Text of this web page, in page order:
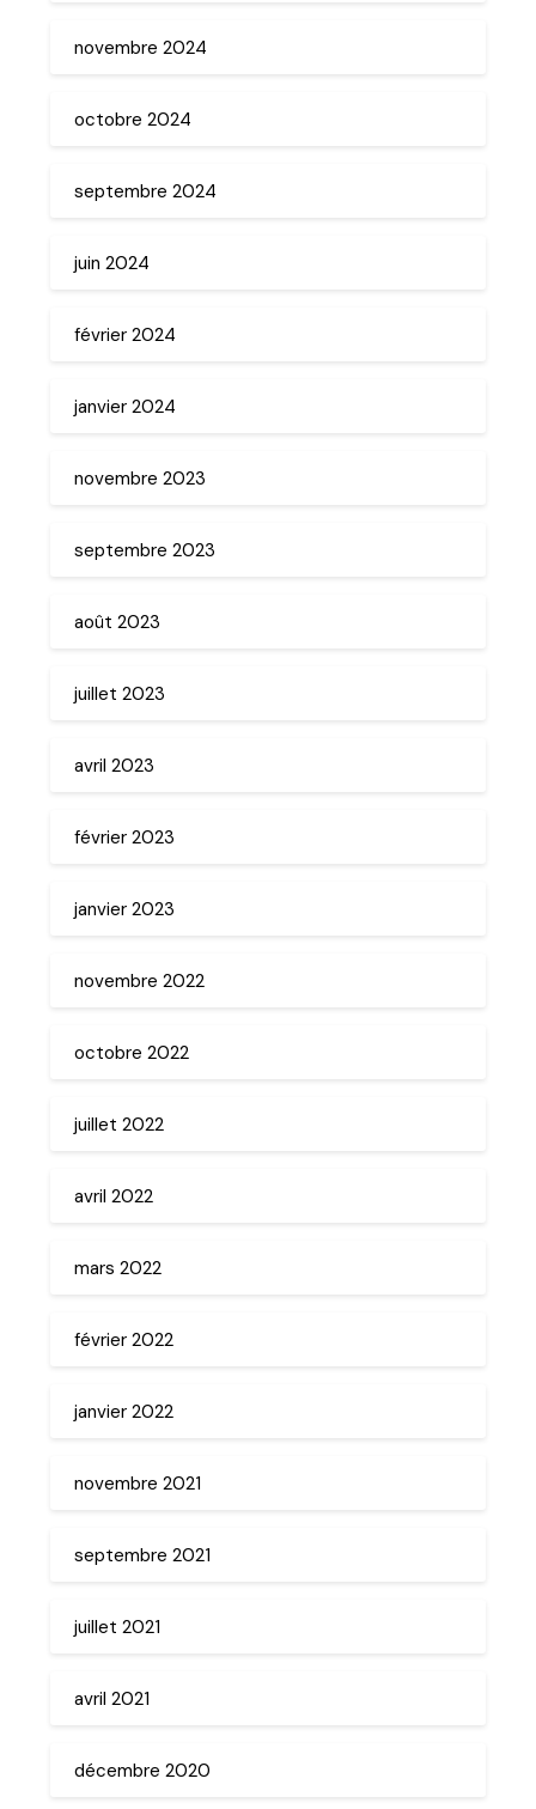
novembre 2024
octobre 2024
septembre 2024
juin 2024
février 2024
janvier 2024
novembre 2023
septembre 2023
août 2023
juillet 2023
avril 2023
février 2023
janvier 2023
novembre 2022
octobre 2022
juillet 2022
avril 2022
mars 2022
février 2022
janvier 2022
novembre 2021
septembre 2021
juillet 2021
avril 2021
décembre 2020